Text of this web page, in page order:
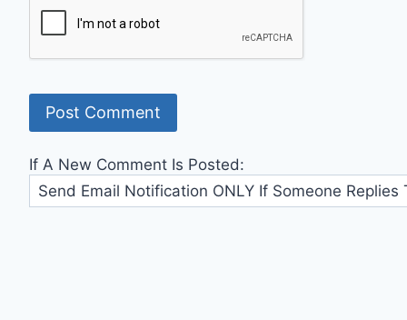
If A New Comment Is Posted: